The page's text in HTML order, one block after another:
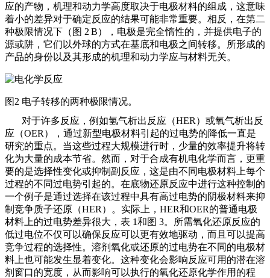
应的产物，机理和动力学高度取决于电极材料的组成，这意味
着小的差异对于确定反应的结果可能非常重要。相反，在第二
种极限情况下（图 2 B），电极是完全惰性的，并提供电子的
源或阱，它们以外球的方式在基底和电极之间转移。所形成的
产品的身份以及其形成的机理和动力学应与材料无关。
图2 电子转移的两种极限情况。
对于许多反应，例如氢气析出反应（HER）或氧气析出反
应（OER），通过新型电极材料引起的过电势的降低一直是
研究的重点。当这些过程大规模进行时，少量的效率提升将转
化为大量的成本节省。然而，对于合成有机电化学而言，更重
要的是选择性变化或抑制副反应，这是由不同电极材料上每个
过程的不同过电势引起的。在底物还原反应中进行这种控制的
一个例子是通过选择在该过程中具有高过电势的阴极材料来抑
制竞争质子还原（HER）。实际上，HER和OER的普通电极
材料上的过电势差异很大，表 1和图 3。所需氧化还原反应的
低过电位不仅可以确保反应可以更有效地驱动，而且可以提高
竞争过程的选择性。溶剂氧化或还原的过电势在不同的电极材
料上也可能发生显着变化。这种变化会影响反应可用的潜在溶
剂窗口的宽度，从而影响可以执行的氧化还原化学作用的程